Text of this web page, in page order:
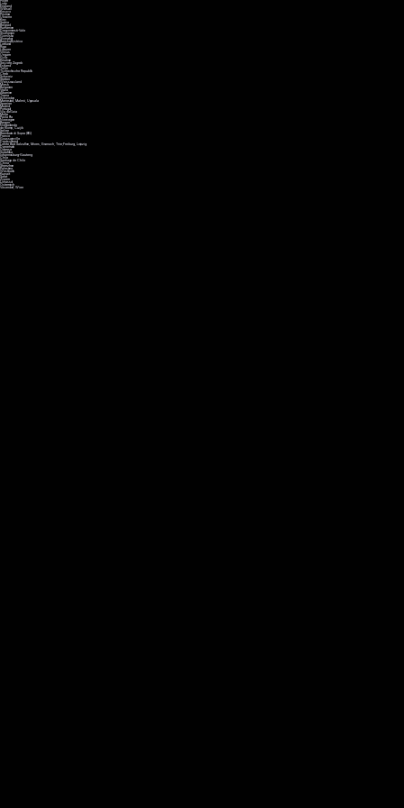
Polen
Lodz
England
Walsall
Kosovo
Pristina
Ukraine
Kiev
Serbia
Belgrad
Rumänien
Dragomiresti-Vale
Slowenien
Gomilsko
Slowakei
Banska Bystrica
Lettland
Riga
Litauen
Vilnius
Ungarn
Györ
Kroatien
Sesvete, Zagreb
Estland
Tallin
Tschechische Republik
Cheb
Schweiz
Stetten
Weissrussland
Minsk
Bulgarien
Vraza
Albanien
Tirana
Schweden
Mariestad, Malmö, Uppsala
Spanien
Madrid
Portugal
Vila da Gaia
Malta
Paola Pla
Norwegen
Bergen
Niederlande
de Klomp, Cuijik
Italien
Brembate di Sopra (BG)
France
Goussainville
Deutschland
Lehrte, Bad Salzuflen, Moers, Eisenach, Trier, Freiburg, Leipzig
Danemark
Odense
Südafrika
Johannesburg-Gauteng
Chile
Santiago de Chile
China
Shenzhen
Palestina
Westbank
Kuwait
Safat
Zypern
Limassol
Österreich
Vösendorf, Wien